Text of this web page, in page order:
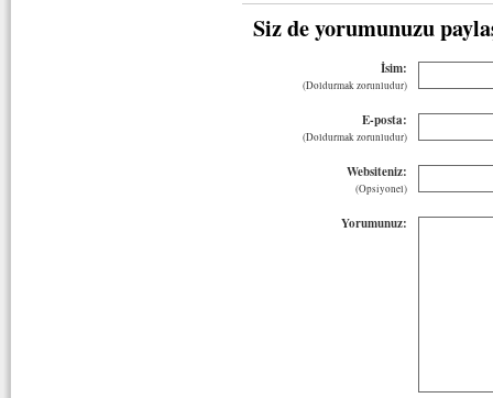
Siz de yorumunuzu
İsim:
(Doldurmak zorunludur)
E-posta:
(Doldurmak zorunludur)
Websiteniz:
(Opsiyonel)
Yorumunuz: